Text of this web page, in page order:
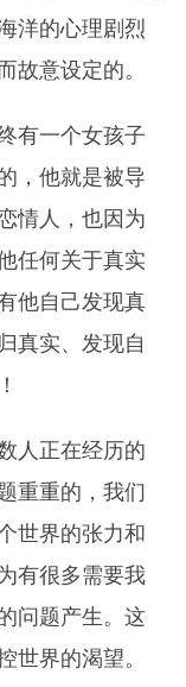
洋的心理剧烈
故意设定的。
有一个女孩子
，他就是被导
情人，也因为
任何关于真实
他自己发现真
真实、发现自
人正在经历的
重重的，我们
世界的张力和
有很多需要我
问题产生。这
世界的渴望。